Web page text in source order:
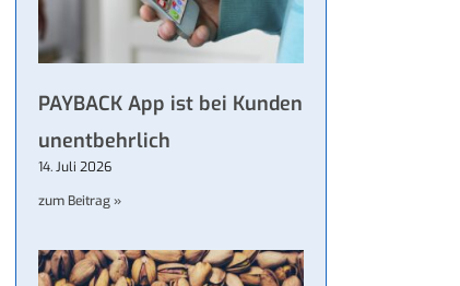
PAYBACK App ist bei Kunden
unentbehrlich
14. Juli 2026
zum Beitrag »